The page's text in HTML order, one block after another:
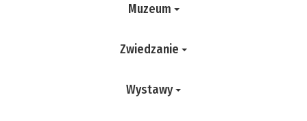
Muzeum
Zwiedzanie
Wystawy